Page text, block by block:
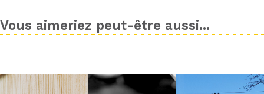
Vous aimeriez peut-être aussi...